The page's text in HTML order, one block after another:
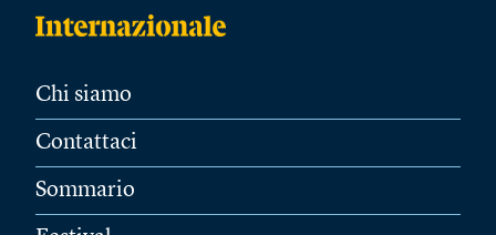
Chi siamo
Contattaci
Sommario